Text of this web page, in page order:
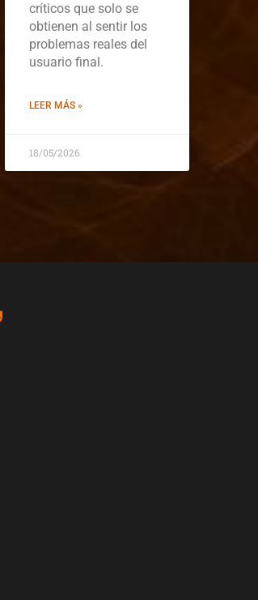
críticos que solo se
obtienen al sentir los
problemas reales del
usuario final.
LEER MÁS »
18/05/2026